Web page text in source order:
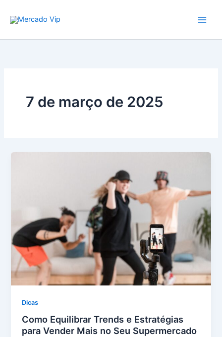
para
conteúdo
7 de março de 2025
Dicas
Como Equilibrar Trends e Estratégias
para Vender Mais no Seu Supermercado